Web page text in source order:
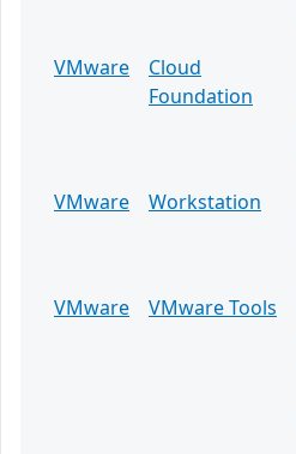
VMware
Cloud
Foundation
VMware
Workstation
VMware
VMware Tools